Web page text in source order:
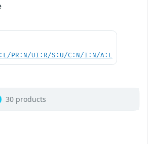
PR:N/UI:R/S:U/C:N/I:N/A:L
30 products